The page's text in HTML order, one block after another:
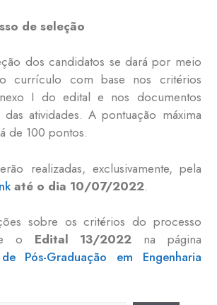
de seleção
dos candidatos se dará por meio
currículo com base nos critérios
I do edital e nos documentos
atividades. A pontuação máxima
de 100 pontos.
realizadas, exclusivamente, pela
até o dia 10/07/2022.
sobre os critérios do processo
o Edital 13/2022 na página
Pós-Graduação em Engenharia